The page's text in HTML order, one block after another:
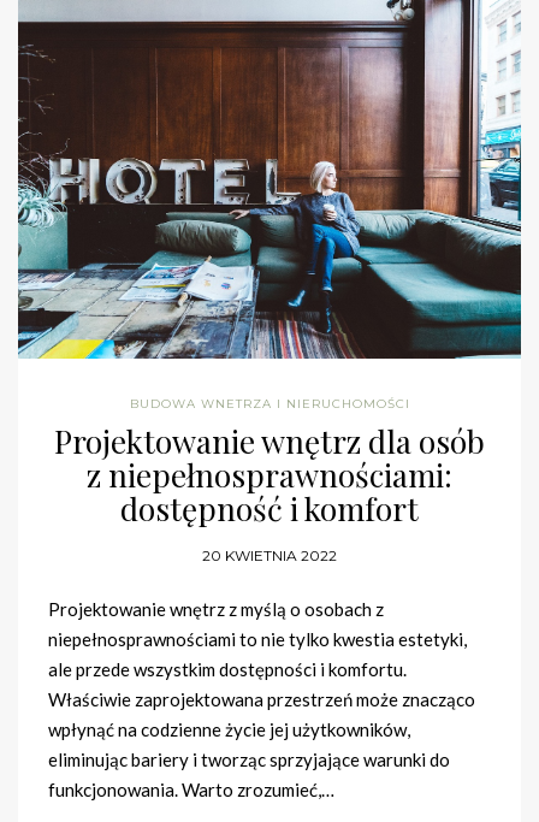
BUDOWA WNETRZA I NIERUCHOMOŚCI
Projektowanie wnętrz dla osób
z niepełnosprawnościami:
dostępność i komfort
20 KWIETNIA 2022
Projektowanie wnętrz z myślą o osobach z
niepełnosprawnościami to nie tylko kwestia estetyki,
ale przede wszystkim dostępności i komfortu.
Właściwie zaprojektowana przestrzeń może znacząco
wpłynąć na codzienne życie jej użytkowników,
eliminując bariery i tworząc sprzyjające warunki do
funkcjonowania. Warto zrozumieć,…